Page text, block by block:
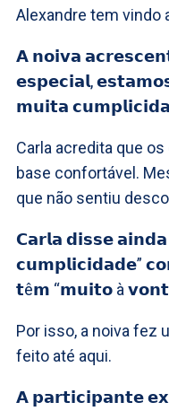
Alexandre tem vindo
𝗔 𝗻𝗼𝗶𝘃𝗮
𝗲𝘀𝗽𝗲𝗰𝗶𝗮𝗹,
𝗺𝘂𝗶𝘁𝗮
Carla acredita que
base confortável.
que não sentiu
𝗖𝗮𝗿𝗹𝗮 𝗱𝗶𝘀𝘀𝗲
𝗰𝘂𝗺𝗽𝗹𝗶𝗰𝗶𝗱𝗮𝗱𝗲”
𝘁ê𝗺 “𝗺𝘂𝗶𝘁𝗼 à
Por isso, a noiva fez
feito até aqui.
𝗔 𝗽𝗮𝗿𝘁𝗶𝗰𝗶𝗽𝗮𝗻𝘁𝗲